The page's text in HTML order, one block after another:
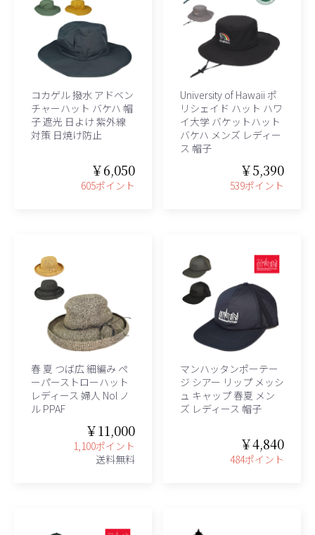
コカゲル 撥水 アドベン
チャーハット バケハ 帽
子 遮光 日よけ 紫外線
対策 日焼け防止
￥6,050
605ポイント
University of Hawaii ポ
リシェイド ハット ハワ
イ大学 バケットハット
バケハ メンズ レディー
ス 帽子
￥5,390
539ポイント
春 夏 つば広 細編み ペ
ーパーストローハット
レディース 婦人 Nol ノ
ル PPAF
￥11,000
1,100ポイント
送料無料
マンハッタンポーテー
ジ シアー リップ メッシ
ュ キャップ 春夏 メン
ズ レディース 帽子
￥4,840
484ポイント